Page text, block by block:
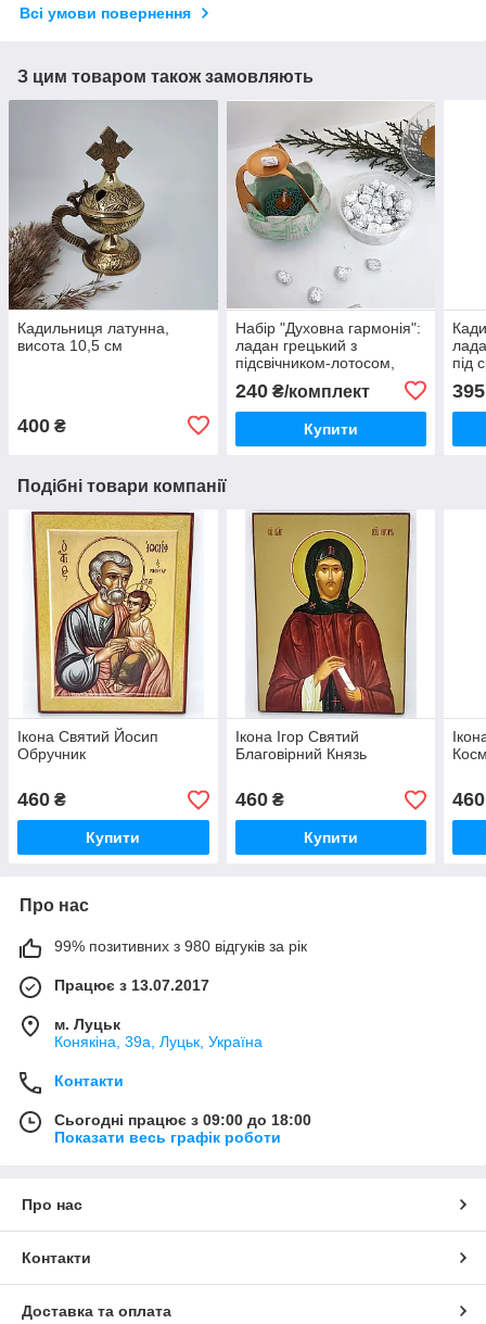
Всі умови повернення
З цим товаром також замовляють
Кадильниця латунна,
висота 10,5 см
400 ₴
Набір "Духовна гармонія":
ладан грецький з
підсвічником-лотосом,
павучок і свічка з вощини
240₴/комплект
Купити
під
395
Подібні товари компанії
Ікона Святий Йосип
Обручник
460 ₴
Купити
Ікона Ігор Святий
Благовірний Князь
460₴
Купити
460
Про нас
99% позитивних з 980 відгуків за рік
Працює з 13.07.2017
м. Луцьк
Конякіна, 39а, Луцьк, Україна
Контакти
Сьогодні працює з 09:00 до 18:00
Показати весь графік роботи
Про нас
Контакти
Доставка та оплата